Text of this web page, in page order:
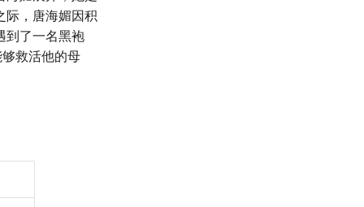
际，唐海媚因积
到了一名黑袍
救活他的母